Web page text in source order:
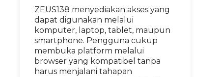
ZEUS138 menyediakan akses yang
dapat digunakan melalui
komputer, laptop, tablet, maupun
smartphone. Pengguna cukup
membuka platform melalui
browser yang kompatibel tanpa
harus menjalani tahapan